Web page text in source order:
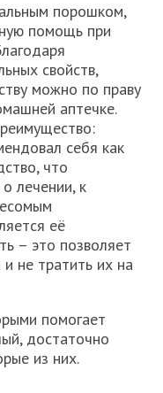
порошком,
помощь при
свойств,
можно по праву
аптечке.
себя как
что
лечении, к
её
– это позволяет
не тратить их на
помогает
достаточно
из них.